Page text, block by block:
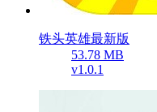
铁头英雄最新版
53.78 MB
v1.0.1